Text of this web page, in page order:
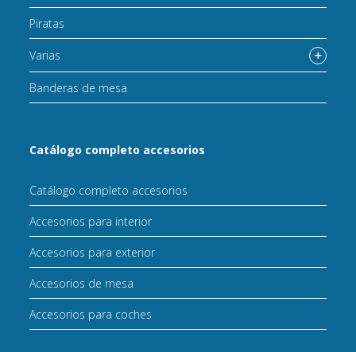
Piratas
Varias
Banderas de mesa
Catálogo completo accesorios
Catálogo completo accesorios
Accesorios para interior
Accesorios para exterior
Accesorios de mesa
Accesorios para coches